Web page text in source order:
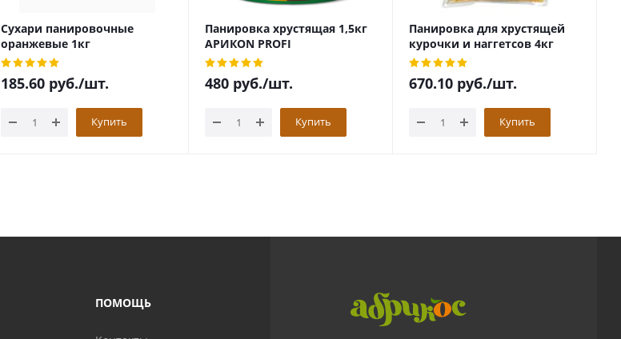
Сухари панировочные
оранжевые 1кг
185.60 руб./шт.
Купить
Панировка хрустящая 1,5кг
АРИКON PROFI
480 руб./шт.
Купить
Панировка для хрустящей
курочки и наггетсов 4кг
АРИКON PROFI
670.10 руб./шт.
Купить
ПОМОЩЬ